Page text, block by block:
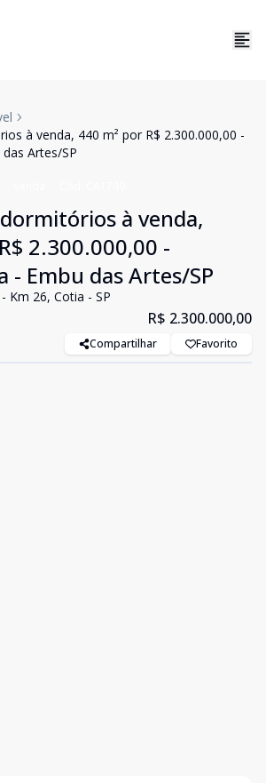
à venda, 440 m² por R$ 2.300.000,00 -
Artes/SP
à venda,
2.300.000,00 -
- Embu das Artes/SP
Km 26, Cotia - SP
R$ 2.300.000,00
Compartilhar Favorito